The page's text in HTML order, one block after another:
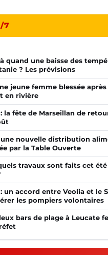
7
quand une baisse des
? Les prévisions
jeune femme blessée après
en rivière
la fête de Marseillan de
une nouvelle distribution
par la Table Ouverte
travaux sont faits cet été
un accord entre Veolia et le
les pompiers volontaires
bars de plage à Leucate